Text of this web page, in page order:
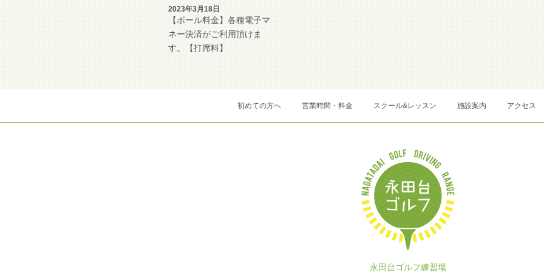
2023年3月18日
【ボール料金】各種電子マ
ネー決済がご利用頂けま
す。【打席料】
初めての方へ 営業時間・料金 スクール&レッスン 施設案内 アクセス
永田台ゴルフ練習場